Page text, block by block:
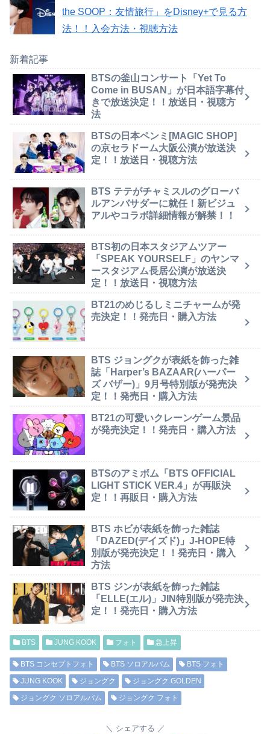
the SOOP：友情旅行」をDisney+で見る方
法！！入会方法・視聴方法
新着記事
BTSの釜山コンサート「Yet To
Come in BUSAN」が日本語字幕付
きで放送決定！！放送日・視聴方
法
BTSの日本ペンミ[MAGIC SHOP]
の京セラドーム大阪公演が放送決
定！！放送日・視聴方法
BTS テテがチャミスルのグローバ
ルアンバサダーに就任！新ビジュ
アルやコラボ詳細情報が解禁！！
BTS初の日本スタジアムツアー
「SPEAK YOURSELF」のヤンマ
ースタジアム長居公演が放送決
定！！放送日・視聴方法
BT21のめじるしミニチャームが発
売決定！！発売日・購入方法
BTS ジョングクが表紙を飾った雑
誌「Harper’s BAZAAR(ハーパー
ズ バザー)」9月号特別版が発売決
定！！発売日・購入方法
BT21の可愛いクレーンゲーム景品
が発売決定！！発売日・購入方法
BTSのアミボム「BTS OFFICIAL
LIGHT STICK VER.4」が再販決
定！！再販日・購入方法
BTS ホビが表紙を飾った雑誌
「DAZED(デイズド)」J-HOPE特
別版が発売決定！！発売日・購入
方法
BTS ジンが表紙を飾った雑誌
「ELLE(エル)」JIN特別版が発売決
定！！発売日・購入方法
BTS JUNG KOOK フォト 急上昇
BTS コンセプトフォト BTS ソロアルバム
BTS フォト
JUNG KOOK
ジョングク
ジョングク GOLDEN
ジョングク ソロアルバム
ジョングク フォト
シェアする